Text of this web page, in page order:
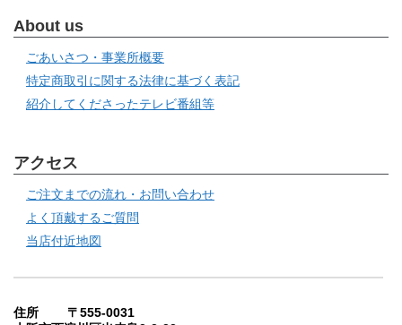
About us
ごあいさつ・事業所概要
特定商取引に関する法律に基づく表記
紹介してくださったテレビ番組等
アクセス
ご注文までの流れ・お問い合わせ
よく頂戴するご質問
当店付近地図
住所 〒555-0031